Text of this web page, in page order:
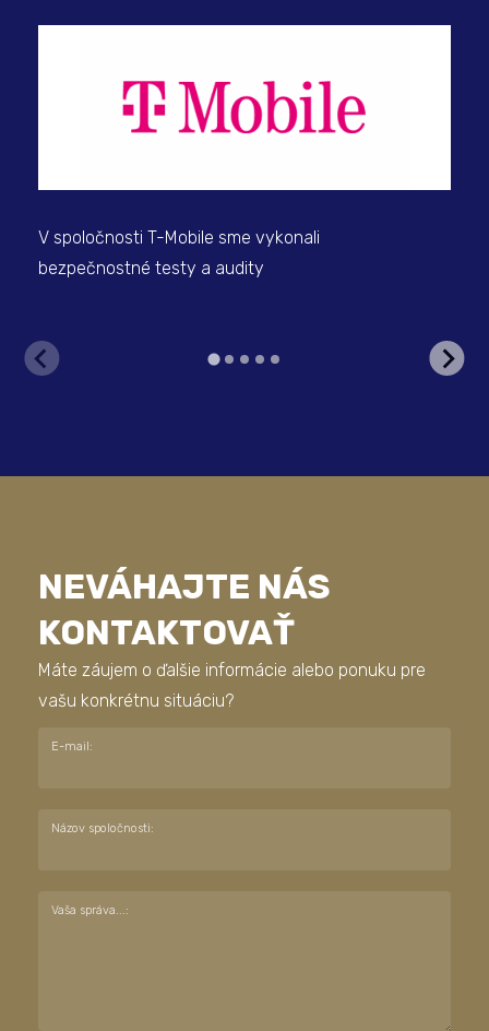
V spoločnosti T-Mobile sme vykonali
bezpečnostné testy a audity
NEVÁHAJTE NÁS
KONTAKTOVAŤ
Máte záujem o ďalšie informácie alebo ponuku pre
vašu konkrétnu situáciu?
E-mail:
Názov spoločnosti:
Vaša správa...: